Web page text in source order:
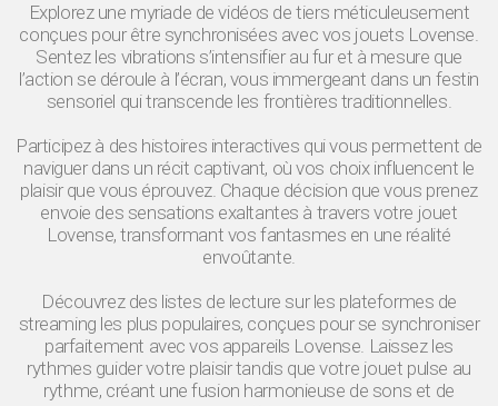
Explorez une myriade de vidéos de tiers méticuleusement
conçues pour être synchronisées avec vos jouets Lovense.
Sentez les vibrations s’intensifier au fur et à mesure que
l’action se déroule à l’écran, vous immergeant dans un festin
sensoriel qui transcende les frontières traditionnelles.
Participez à des histoires interactives qui vous permettent de
naviguer dans un récit captivant, où vos choix influencent le
plaisir que vous éprouvez. Chaque décision que vous prenez
envoie des sensations exaltantes à travers votre jouet
Lovense, transformant vos fantasmes en une réalité
envoûtante.
Découvrez des listes de lecture sur les plateformes de
streaming les plus populaires, conçues pour se synchroniser
parfaitement avec vos appareils Lovense. Laissez les
rythmes guider votre plaisir tandis que votre jouet pulse au
rythme, créant une fusion harmonieuse de sons et de